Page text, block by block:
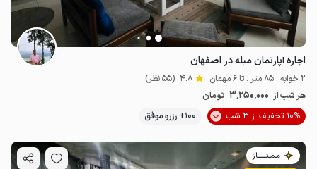
اجاره آپارتمان مبله در اصفهان
2 خوابه . 85 متر . تا 6 مهمان 4.8 (55 نظر)
هر شب از 3٬250٬000 تومان
10% تخفیف از 3 شب
100+ رزرو موفق
مـمـتــــــاز